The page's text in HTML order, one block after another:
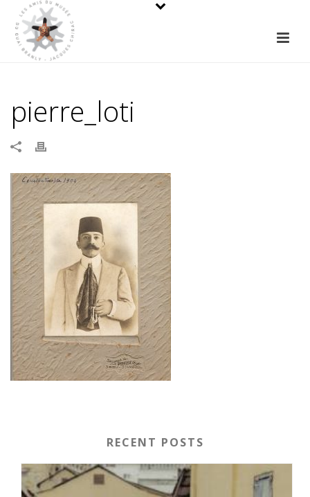
pierre_loti
RECENT POSTS